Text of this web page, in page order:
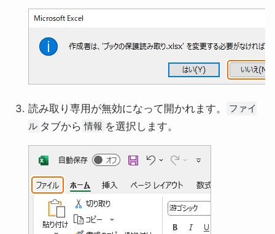
読み取り専用が無効になって開かれます。
ファイ
ル タブから 情報 を選択します。